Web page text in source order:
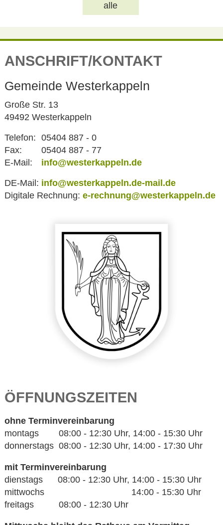
alle
ANSCHRIFT/KONTAKT
Gemeinde Westerkappeln
Große Str. 13
49492 Westerkappeln
Telefon: 05404 887 - 0
Fax:
05404 887 - 77
E-Mail:
info@westerkappeln.de
DE-Mail: info@westerkappeln.de-mail.de
Digitale Rechnung: e-rechnung@westerkappeln.de
ÖFFNUNGSZEITEN
ohne Terminvereinbarung
montags 08:00 - 12:30 Uhr, 14:00 - 15:30 Uhr
donnerstags 08:00 - 12:30 Uhr, 14:00 - 17:30 Uhr
mit Terminvereinbarung
dienstags 08:00 - 12:30 Uhr, 14:00 - 15:30 Uhr
mittwochs 14:00 - 15:30 Uhr
freitags 08:00 - 12:30 Uhr